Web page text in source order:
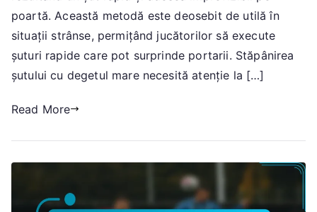
la
Viteză,
Tehnică,
Poziționare
poartă. Această metodă este deosebit de utilă în
situații strânse, permițând jucătorilor să execute
șuturi rapide care pot surprinde portarii. Stăpânirea
șutului cu degetul mare necesită atenție la […]
Read More